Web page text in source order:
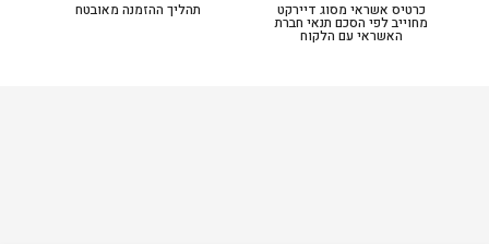
כרטיס אשראי מסוג דיירקט
מחוייב לפי הסכם תנאי חברת
האשראי עם הלקוח
תהליך ההזמנה מאובטח